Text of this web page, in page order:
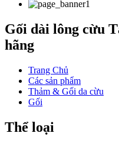
Gối dài lông cừu
hãng
Trang Chủ
Các sản phẩm
Thảm & Gối da cừu
Gối
Thể loại